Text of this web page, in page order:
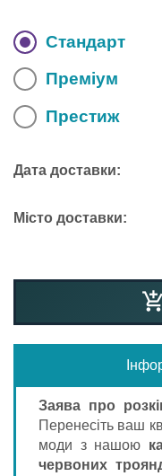
Стандарт
Преміум
Престиж
Дата доставки:
Місто доставки:
Заява про
Перенесіть ваш
моди з нашою
червоних